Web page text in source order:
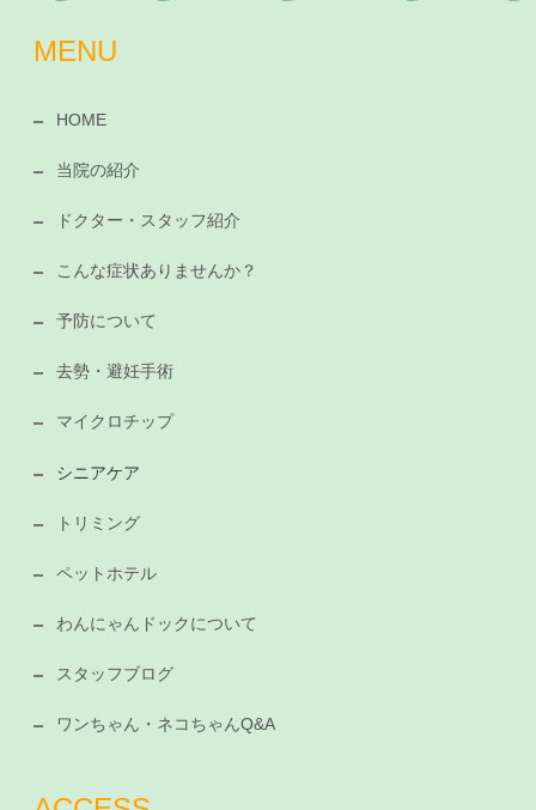
MENU
HOME
当院の紹介
ドクター・スタッフ紹介
こんな症状ありませんか？
予防について
去勢・避妊手術
マイクロチップ
シニアケア
トリミング
ペットホテル
わんにゃんドックについて
スタッフブログ
ワンちゃん・ネコちゃんQ&A